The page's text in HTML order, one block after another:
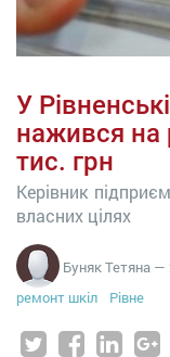
У
нажився на
тис. грн
Керівник
власних цілях
Буняк Тетяна —
ремонт шкіл
Рівне